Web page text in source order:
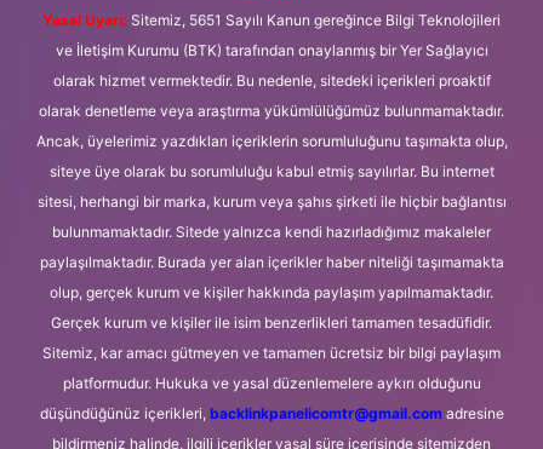
Yasal Uyarı: Sitemiz, 5651 Sayılı Kanun gereğince Bilgi Teknolojileri
ve İletişim Kurumu (BTK) tarafından onaylanmış bir Yer Sağlayıcı
olarak hizmet vermektedir. Bu nedenle, sitedeki içerikleri proaktif
olarak denetleme veya araştırma yükümlülüğümüz bulunmamaktadır.
Ancak, üyelerimiz yazdıkları içeriklerin sorumluluğunu taşımakta olup,
siteye üye olarak bu sorumluluğu kabul etmiş sayılırlar. Bu internet
sitesi, herhangi bir marka, kurum veya şahıs şirketi ile hiçbir bağlantısı
bulunmamaktadır. Sitede yalnızca kendi hazırladığımız makaleler
paylaşılmaktadır. Burada yer alan içerikler haber niteliği taşımamakta
olup, gerçek kurum ve kişiler hakkında paylaşım yapılmamaktadır.
Gerçek kurum ve kişiler ile isim benzerlikleri tamamen tesadüfidir.
Sitemiz, kar amacı gütmeyen ve tamamen ücretsiz bir bilgi paylaşım
platformudur. Hukuka ve yasal düzenlemelere aykırı olduğunu
düşündüğünüz içerikleri, backlinkpanelicomtr@gmail.comadresine
bildirmeniz halinde, ilgili içerikler yasal süre içerisinde sitemizden